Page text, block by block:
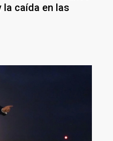
la caída en las